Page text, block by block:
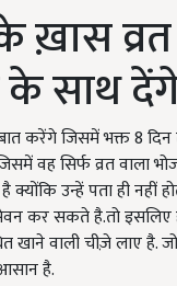
के ख़ास
के साथ
करेंगे जिसमें भक्त 8
वह सिर्फ व्रत वाला
क्योंकि उन्हें पता ही नहीं
सेवन कर सकते है.तो
खाने वाली चीज़े लाए
है.